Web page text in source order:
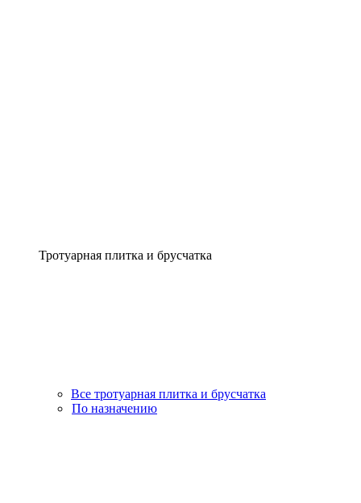
Тротуарная плитка и брусчатка
Все тротуарная плитка и брусчатка
По назначению